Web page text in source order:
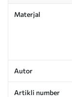
Materjal
Autor
Artikli number